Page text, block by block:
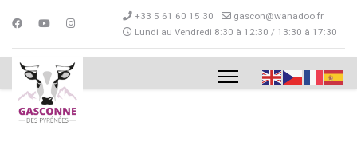
+33 5 61 60 15 30
gascon@wanadoo.fr
Lundi au Vendredi 8:30 à 12:30 / 13:30 à 17:30